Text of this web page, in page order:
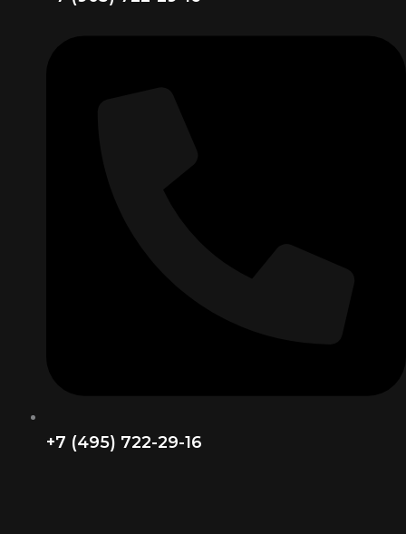
+7 (495) 722-29-16